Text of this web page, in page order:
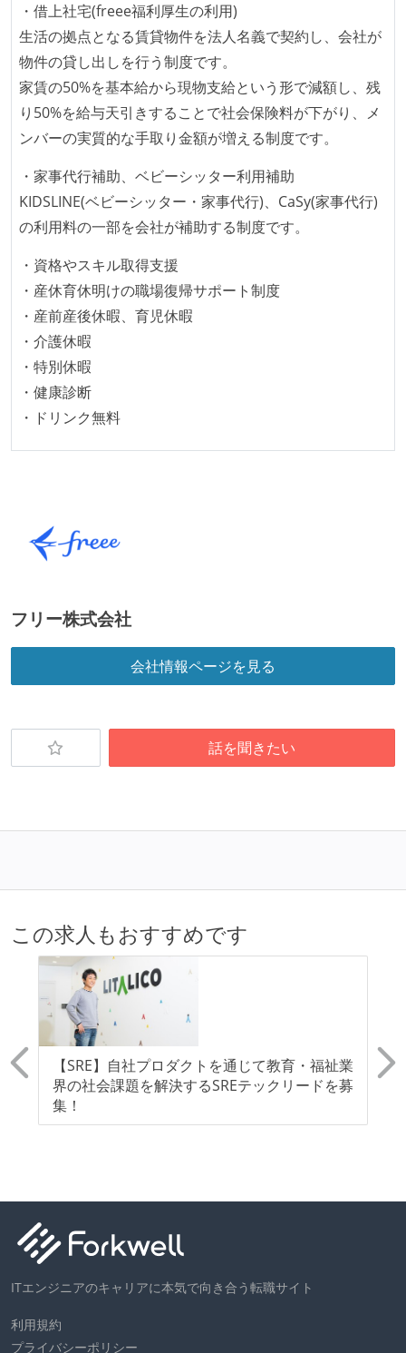
デイリーでスタンドアップミーティング、またはそれ
に準じるチーム内の打ち合わせを行っている
イテレーションの最後などに、定期的にチームでふり
かえりミーティングを行っている
継続的なデプロイ（デリバリー）を行っている
ワークフローの整備
全てのコードをバージョン管理ツールで管理している
各メンバーが実装したコードのマージは Pull Request
自動（＝システム化され、1コマンドで実行できる）
ビルド、自動デプロイ環境が整備されている
コードによるインフラ構成管理（Infrastructure as
Code）の環境が整備されている
オープンな情報共有
KPI などチームの目標・実績値について、メンバーの
誰もがいつでも閲覧可能になっている
取り組みをしている）
労働環境の自由度
外国籍の開発メンバーがいる
待遇・福利厚生
入社時には、各自希望のスペックの PC やディスプレ
職業安定法に対応する記載事項
・借上社宅(freee福利厚生の利用)
生活の拠点となる賃貸物件を法人名義で契約し、会社が
物件の貸し出しを行う制度です。
家賃の50%を基本給から現物支給という形で減額し、残
り50%を給与天引きすることで社会保険料が下がり、メ
ンバーの実質的な手取り金額が増える制度です。
・家事代行補助、ベビーシッター利用補助
KIDSLINE(ベビーシッター・家事代行)、CaSy(家事代行)
の利用料の一部を会社が補助する制度です。
・資格やスキル取得支援
・産休育休明けの職場復帰サポート制度
・産前産後休暇、育児休暇
・介護休暇
・特別休暇
・健康診断
・ドリンク無料
フリー株式会社
会社情報ページを見る
話を聞きたい
この求人もおすすめです
【SRE】自社プロダクトを通じて教育・福祉業
界の社会課題を解決するSREテックリードを募
集！
ITエンジニアのキャリアに本気で向き合う転職サイト
利用規約
プライバシーポリシー